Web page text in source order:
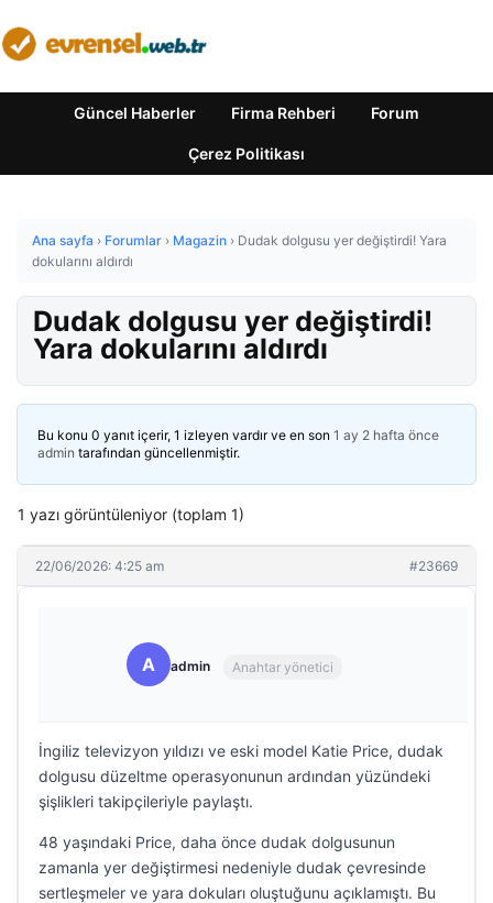
Güncel Haberler Firma Rehberi Forum
Çerez Politikası
Ana sayfa › Forumlar › Magazin › Dudak dolgusu yer değiştirdi! Yara
dokularını aldırdı
Dudak dolgusu yer değiştirdi!
Yara dokularını aldırdı
Bu konu 0 yanıt içerir, 1 izleyen vardır ve en son 1 ay 2 hafta önce
admin tarafından güncellenmiştir.
1 yazı görüntüleniyor (toplam 1)
22/06/2026: 4:25 am #23669
A admin Anahtar yönetici
İngiliz televizyon yıldızı ve eski model Katie Price, dudak
dolgusu düzeltme operasyonunun ardından yüzündeki
şişlikleri takipçileriyle paylaştı.
48 yaşındaki Price, daha önce dudak dolgusunun
zamanla yer değiştirmesi nedeniyle dudak çevresinde
sertleşmeler ve yara dokuları oluştuğunu açıklamıştı. Bu